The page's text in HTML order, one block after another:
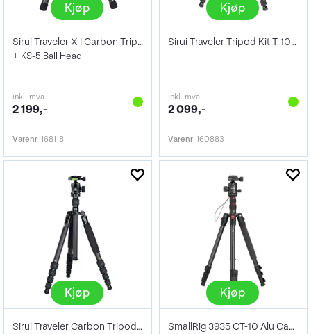
Kjøp
Sirui Traveler X-I Carbon Tripod Kit
+ KS-5 Ball Head
inkl. mva
2 199,-
Varenr 168118
Kjøp
Sirui Traveler Tripod Kit T-1005 + E-10
inkl. mva
2 099,-
Varenr 160883
Kjøp
Sirui Traveler Carbon Tripod Kit
Kjøp
SmallRig 3935 CT-10 Alu Camera Tripod